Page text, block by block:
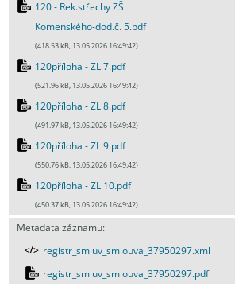
120 - Rek.střechy ZŠ
Komenského-dod.č. 5.pdf
(418.53 kB, 13.05.2026 16:49:42)
120příloha - ZL 7.pdf
(521.96 kB, 13.05.2026 16:49:42)
120příloha - ZL 8.pdf
(491.97 kB, 13.05.2026 16:49:42)
120příloha - ZL 9.pdf
(550.76 kB, 13.05.2026 16:49:42)
120příloha - ZL 10.pdf
(450.37 kB, 13.05.2026 16:49:42)
Metadata záznamu:
registr_smluv_smlouva_37950297.xml
registr_smluv_smlouva_37950297.pdf